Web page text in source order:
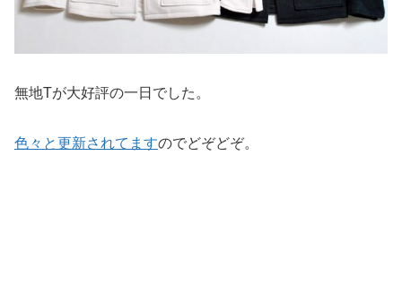
無地Tが大好評の一日でした。
色々と更新されてますのでどぞどぞ。